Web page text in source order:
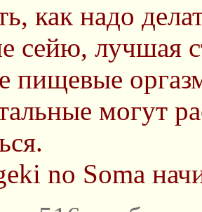
как надо
сейю, лучшая
пищевые
могут
no Soma